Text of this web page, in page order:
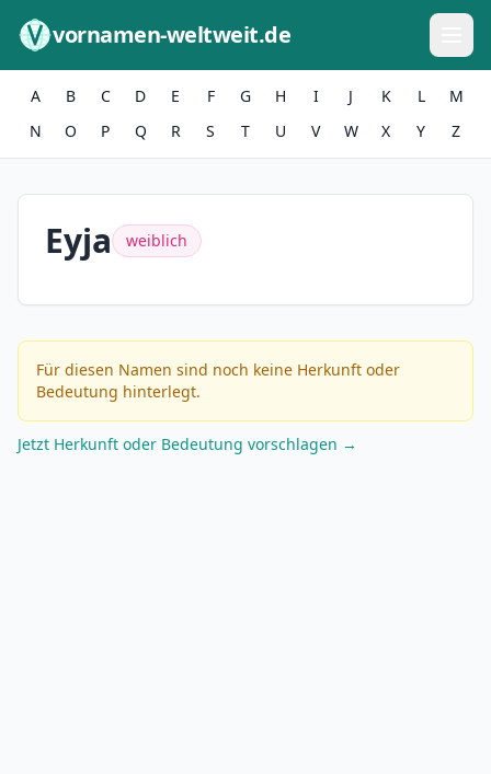
vornamen-weltweit.de
A B C D E F G H I J K L
M
N
O P Q R S T U V W X Y Z
Eyja weiblich
Für diesen Namen sind noch keine Herkunft oder
Bedeutung hinterlegt.
Jetzt Herkunft oder Bedeutung vorschlagen →